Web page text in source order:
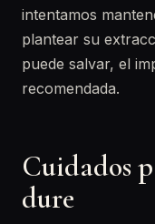
intentamos
plantear su
puede salvar, el
recomendada.
Cuidados
dure